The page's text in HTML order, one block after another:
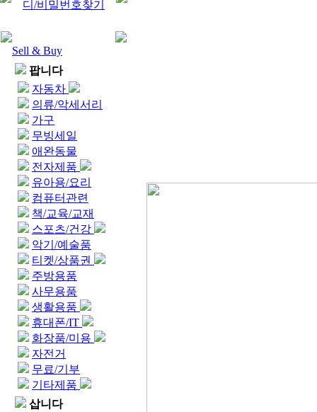
디/비밀번호찾기
Sell & Buy
팝니다
자동차
의류/악세서리
가구
무빙세일
애완동물
전자제품
유아용/요리
컴퓨터관련
책/교육/교재
스포츠/건강
악기/예술품
티켓/상품권
주방용품
사무용품
생활용품
휴대폰/IT
화장품/미용
자전거
무료/기부
기타제품
삽니다